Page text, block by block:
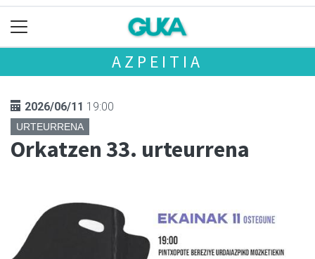
AZPEITIA
2026/06/11 19:00
URTEURRENA
Orkatzen 33. urteurrena